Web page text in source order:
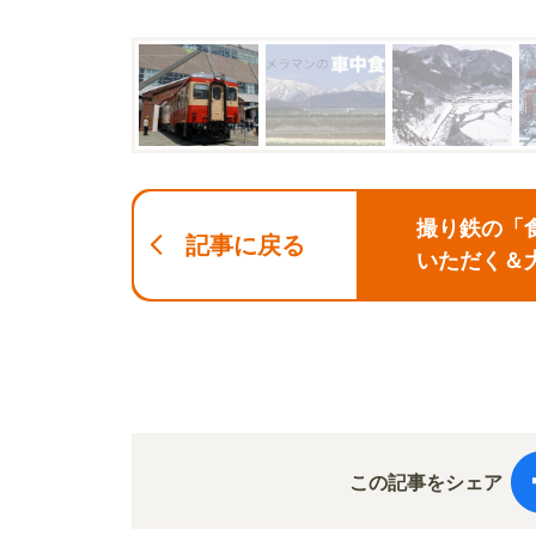
記事に戻る
撮り鉄の「
いただく＆
この記事をシェア